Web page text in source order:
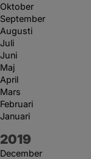
Oktober
September
Augusti
Juli
Juni
Maj
April
Mars
Februari
Januari
År:
2019
December